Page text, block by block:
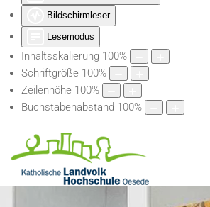
Bildschirmleser
Lesemodus
Inhaltsskalierung 100%
Schriftgröße 100%
Zeilenhöhe 100%
Buchstabenabstand 100%